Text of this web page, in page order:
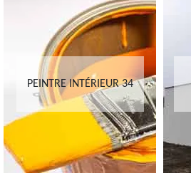
PEINTRE INTÉRIEUR 34